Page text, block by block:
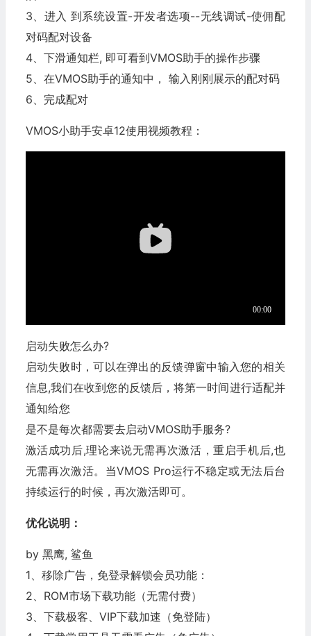
3、进入 到系统设置-开发者选项--无线调试-使佣配
对码配对设备
4、下滑通知栏, 即可看到VMOS助手的操作步骤
5、在VMOS助手的通知中， 输入刚刚展示的配对码
6、完成配对
VMOS小助手安卓12使用视频教程：
启动失败怎么办?
启动失败时，可以在弹出的反馈弹窗中输入您的相关
信息,我们在收到您的反馈后，将第一时间进行适配并
通知给您
是不是每次都需要去启动VMOS助手服务?
激活成功后,理论来说无需再次激活，重启手机后,也
无需再次激活。当VMOS Pro运行不稳定或无法后台
持续运行的时候，再次激活即可。
优化说明：
by 黑鹰, 鲨鱼
1、移除广告，免登录解锁会员功能：
2、ROM市场下载功能（无需付费）
3、下载极客、VIP下载加速（免登陆）